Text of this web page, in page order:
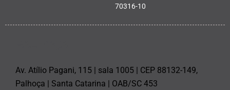
70316-10
Av. Atílio Pagani, 115 | sala 1005 | CEP 88132-149,
Palhoça | Santa Catarina | OAB/SC 453